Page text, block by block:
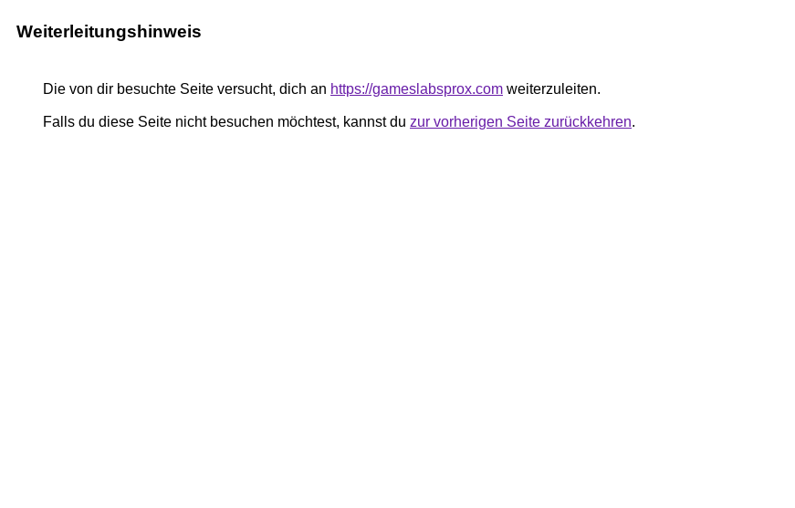
Weiterleitungshinweis
Die von dir besuchte Seite versucht, dich an https://gameslabsprox.com weiterzuleiten.
Falls du diese Seite nicht besuchen möchtest, kannst du zur vorherigen Seite zurückkehren.